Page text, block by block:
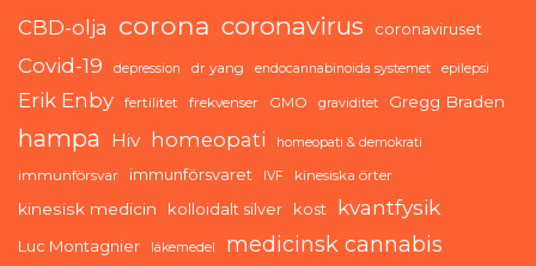
CBD-olja corona coronavirus coronaviruset
Covid-19 depression dr yang endocannabinoida systemet epilepsi
Erik Enby fertilitet frekvenser GMO graviditet Gregg Braden
hampa Hiv homeopati homeopati & demokrati
immunförsvar immunförsvaret IVF kinesiska örter
kinesisk medicin kolloidalt silver kost kvantfysik
Luc Montagnier läkemedel medicinsk cannabis